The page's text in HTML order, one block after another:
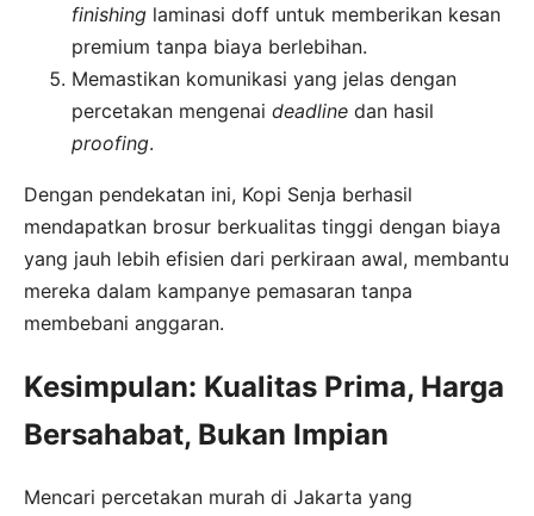
finishing laminasi doff untuk memberikan kesan
premium tanpa biaya berlebihan.
Memastikan komunikasi yang jelas dengan
percetakan mengenai deadline dan hasil
proofing.
Dengan pendekatan ini, Kopi Senja berhasil
mendapatkan brosur berkualitas tinggi dengan biaya
yang jauh lebih efisien dari perkiraan awal, membantu
mereka dalam kampanye pemasaran tanpa
membebani anggaran.
Kesimpulan: Kualitas Prima, Harga
Bersahabat, Bukan Impian
Mencari percetakan murah di Jakarta yang